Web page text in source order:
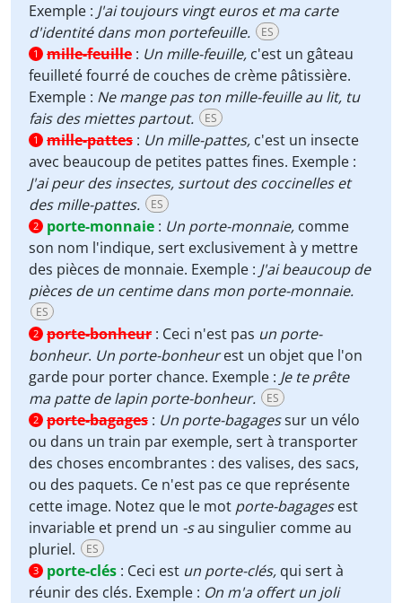
Exemple : J'ai toujours vingt euros et ma carte
d'identité dans mon portefeuille.
ES
1 mille-feuille : Un mille-feuille, c'est un gâteau
feuilleté fourré de couches de crème pâtissière.
Exemple : Ne mange pas ton mille-feuille au lit, tu
fais des miettes partout.
ES
1 mille-pattes : Un mille-pattes, c'est un insecte
avec beaucoup de petites pattes fines. Exemple :
J'ai peur des insectes, surtout des coccinelles et
des mille-pattes.
ES
2 porte-monnaie : Un porte-monnaie, comme
son nom l'indique, sert exclusivement à y mettre
des pièces de monnaie. Exemple : J'ai beaucoup de
pièces de un centime dans mon porte-monnaie.
ES
2 porte-bonheur : Ceci n'est pas un porte-
bonheur. Un porte-bonheurest un objet que l'on
garde pour porter chance. Exemple : Je te prête
ma patte de lapin porte-bonheur.
ES
2 porte-bagages : Un porte-bagagessur un vélo
ou dans un train par exemple, sert à transporter
des choses encombrantes : des valises, des sacs,
ou des paquets. Ce n'est pas ce que représente
cette image. Notez que le mot porte-bagagesest
invariable et prend un -sau singulier comme au
pluriel.
ES
3 porte-clés : Ceci est un porte-clés, qui sert à
réunir des clés. Exemple : On m'a offert un joli